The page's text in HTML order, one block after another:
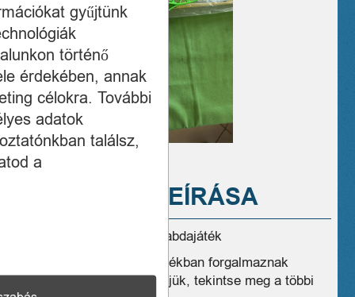
A TERMÉK LEÍRÁSA
Eladó új TwistBall ütős labdajáték
Üzleteink széles választékban forgalmaznak
hasonló eszközöket, kérjük, tekintse meg a többi
gyűjtünk
történő
érdekében, annak
célokra. További
adatok
találsz,
a